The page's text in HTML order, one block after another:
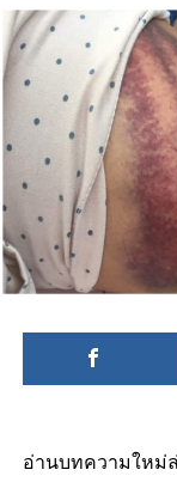
อ่านบทความใหม่